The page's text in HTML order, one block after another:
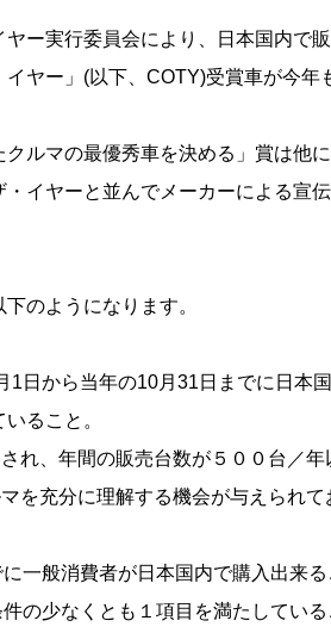
ヤー実行委員会により、日本国内で
イヤー」(以下、COTY)受賞車が今年
クルマの最優秀車を決める」賞は他
イヤーと並んでメーカーによる宣
のようになります。
1日から当年の10月31日までに日本
ること。
れ、年間の販売台数が５００台／年
を充分に理解する機会が与えられ
一般消費者が日本国内で購入出来る
の少なくとも１項目を満たしている